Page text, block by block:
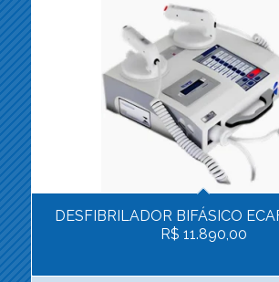
DESFIBRILADOR BIFÁSICO
R$ 11.890,00